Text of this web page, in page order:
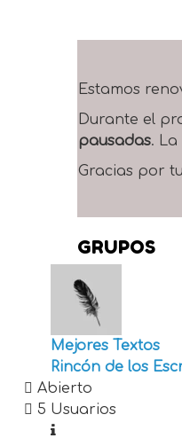
Estamos
Durante el
pausadas.
Gracias por
GRUPOS
Mejores Textos
Rincón de los
Abierto
5 Usuarios